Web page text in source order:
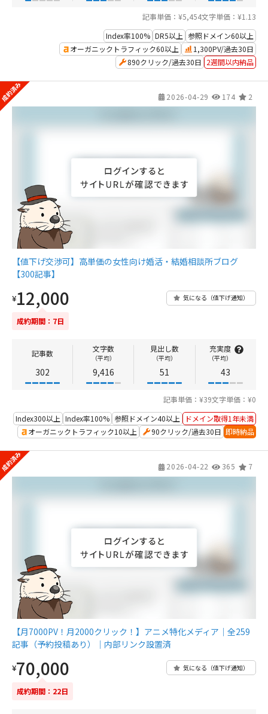
記事単価：¥5,454文字単価：¥1.13
Index率100% DR5以上 参照ドメイン60以上
オーガニックトラフィック60以上
1,300PV/過去30日
890クリック/過去30日 2週間以内納品
2026-04-29 174 2
【値下げ交渉可】高単価の女性向け婚活・結婚相談所ブログ
【300記事】
¥12,000 気になる（値下げ通知）
成約期間：7日
記事数
302
文字数
（平均）
9,416
見出し数
（平均）
51
充実度
（平均）
43
記事単価：¥39文字単価：¥0
Index300以上 Index率100% 参照ドメイン40以上
ドメイン取得1年未満
オーガニックトラフィック10以上
90クリック/過去30日 即時納品
2026-04-22 365 7
【月7000PV！月2000クリック！】アニメ特化メディア｜全259
記事（予約投稿あり）｜内部リンク設置済
¥70,000 気になる（値下げ通知）
成約期間：22日